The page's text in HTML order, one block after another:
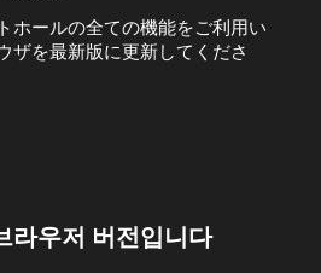
ホールの全ての機能をご利用い
ザを最新版に更新してくださ
라우저 버전입니다